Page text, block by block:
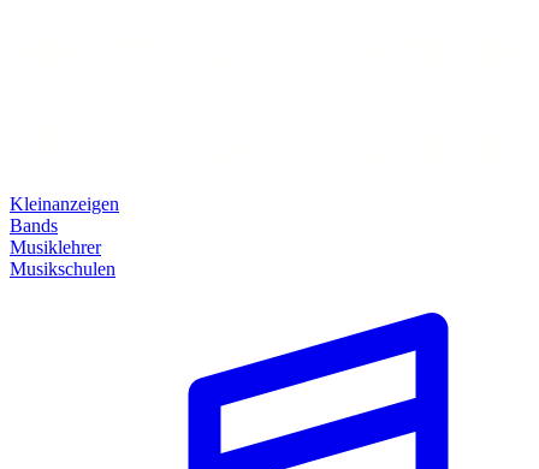
Kleinanzeigen
Bands
Musiklehrer
Musikschulen